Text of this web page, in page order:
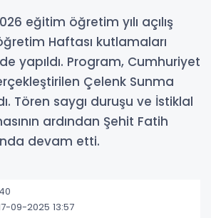
eğitim öğretim yılı açılış
Haftası kutlamaları
yapıldı. Program, Cumhuriyet
Çelenk Sunma
Tören saygı duruşu ve İstiklal
ardından Şehit Fatih
devam etti.
09-2025 13:57